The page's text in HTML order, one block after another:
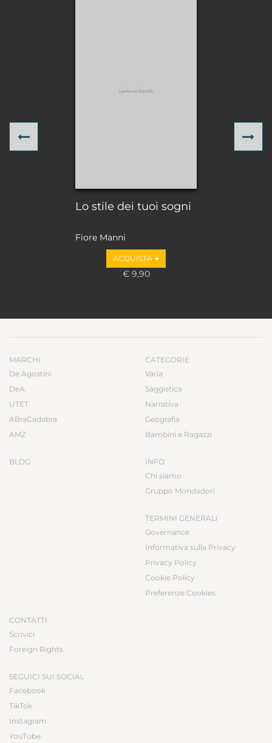
Lo stile dei tuoi sogni
Fiore Manni
ACQUISTA
€ 9,90
Previous
MARCHI
De Agostini
DeA
UTET
ABraCadabra
AMZ
BLOG
CATEGORIE
Varia
Saggistica
Narrativa
Geografia
Bambini e Ragazzi
INFO
Chi siamo
Gruppo Mondadori
TERMINI GENERALI
Governance
Informativa sulla Privacy
Privacy Policy
Cookie Policy
Preferenze Cookies
CONTATTI
Scrivici
Foreign Rights
SEGUICI SUI SOCIAL
Facebook
TikTok
Instagram
YouTube